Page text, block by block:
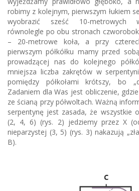
robimy z kolejnym, pierwszym łukiem
wyobrazić sześć 10-metrowych
równolegle po obu stronach
– 20-metrowe koła, a przy
pierwszym półkółku mamy przed
prowadzącej nas do kolejnego
mniejsza liczba zakrętów w
pomiędzy półkołami krótszy, bo
Zadaniem dla Was jest obliczenie,
ze ścianą przy półwoltach. Ważną
serpentynę jest zasada, że wszystkie
(2, 4, 6) (rys. 2) jedziemy przez X
nieparzystej (3, 5) (rys. 3) nakazują
B).